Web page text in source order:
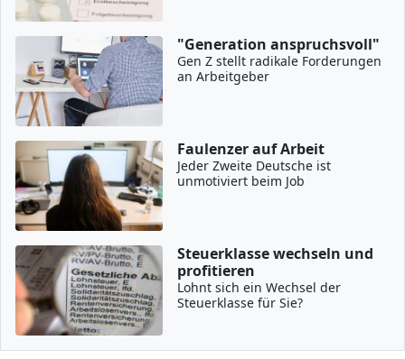
"Generation anspruchsvoll"
Gen Z stellt radikale Forderungen
an Arbeitgeber
Faulenzer auf Arbeit
Jeder Zweite Deutsche ist
unmotiviert beim Job
Steuerklasse wechseln und
profitieren
Lohnt sich ein Wechsel der
Steuerklasse für Sie?